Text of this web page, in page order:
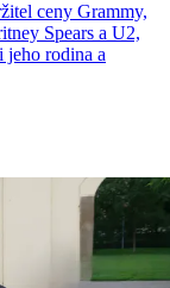
ceny Grammy,
Spears a U2,
rodina a